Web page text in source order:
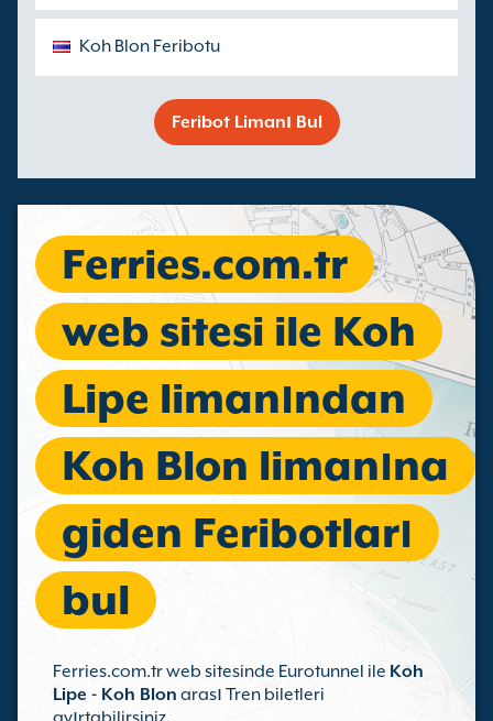
Koh Blon Feribotu
Feribot Limanı Bul
Ferries.com.tr
web sitesi ile Koh
Lipe limanından
Koh Blon limanına
giden Feribotları
bul
Ferries.com.tr web sitesinde Eurotunnel ile Koh
Lipe - Koh Blon arası Tren biletleri